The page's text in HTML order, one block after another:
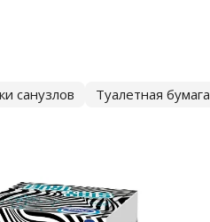
санузлов Туалетная бумага